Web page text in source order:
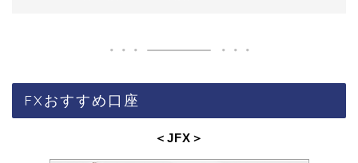
FXおすすめ口座
＜JFX ＞